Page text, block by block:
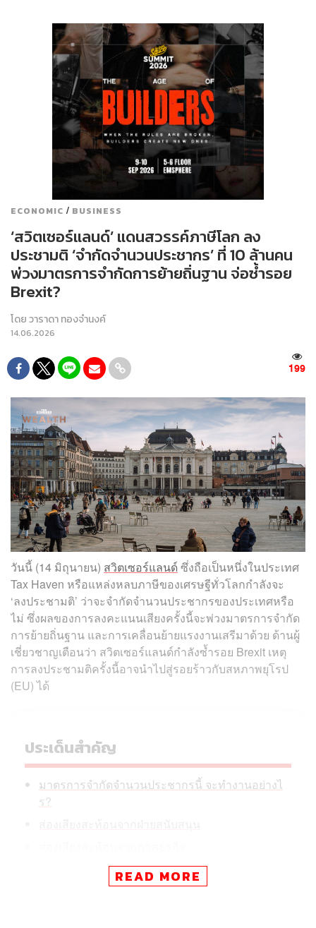
ECONOMIC / BUSINESS
‘สวิตเซอร์แลนด์’ แดนสวรรค์ภาษีโลก ลง
ประชามติ ‘จำกัดจำนวนประชากร’ ที่ 10 ล้านคน
พ่วงมาตรการจำกัดการย้ายถิ่นฐาน จ่อซ้ำรอย
Brexit?
โดยวาราดา ทองจำนงค์
14.06.2026
199
วันนี้ (14 มิถุนายน) สวิตเซอร์แลนด์ ซึ่งถือเป็นหนึ่งในประเทศ
Tax Haven หรือแหล่งหลบภาษีของเศรษฐีทั่วโลกกำลังจะ
‘ลงประชามติ’ ว่าจะจำกัดจำนวนประชากรของประเทศหรือ
ไม่ ซึ่งผลของการลงคะแนนเสียงครั้งนี้จะพ่วงมาตรการจำกัด
การย้ายถิ่นฐาน และการเคลื่อนย้ายแรงงานเสรีมาด้วย ด้านผู้
เชี่ยวชาญเตือนว่า สวิตเซอร์แลนด์กำลังซ้ำรอย Brexit เหตุ
การลงประชามติครั้งนี้อาจนำไปสู่รอยร้าวกับสหภาพยุโรป
(EU) ได้
ประเด็นสำคัญ
มาตรการจำกัดจำนวนประชากรนี้ จะทำงานอย่างไ
ร?
ถอดบทเรียนราคาแพงจากกรณี Brexit
เปิดกลไกการทำงานของการจำกัดจำนวนประชากร
READ MORE